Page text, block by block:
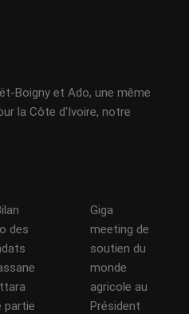
Boigny et Ado, une même
la Côte d'Ivoire, notre
des
partie
Giga
meeting de
soutien du
monde
agricole au
Président